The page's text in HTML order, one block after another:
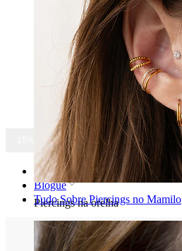
Piercings na orelha
-15% EM TODAS AS JOIAS
Home
Blogue
Tudo Sobre Piercings no Mamilo